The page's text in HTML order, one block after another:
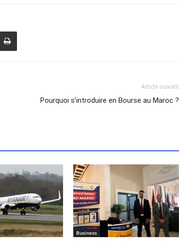
Article suivant
Pourquoi s’introduire en Bourse au Maroc ?
Business